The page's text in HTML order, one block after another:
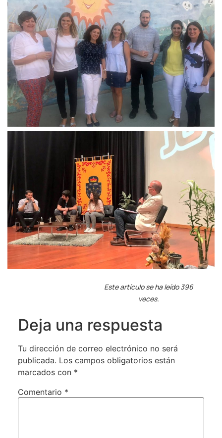
Este artículo se ha leído 396
veces.
Deja una respuesta
Tu dirección de correo electrónico no será
publicada. Los campos obligatorios están
marcados con *
Comentario *